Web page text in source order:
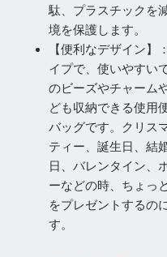
駄、プラスチックを
境を保護します。
【便利なデザイン】
イプで、使いやすい
のビーズやチャーム
ども収納できる使用
バッグです。クリス
ティー、誕生日、結
日、バレンタイン、
ーなどの時、ちょっ
をプレゼントするの
す。